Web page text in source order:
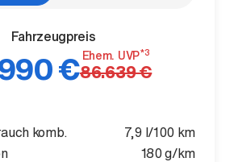
Fahrzeugpreis
€Ehem. UVP*3
86.639 €
komb.
7,9 l/100 km
180 g/km